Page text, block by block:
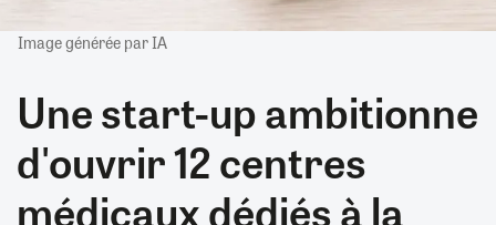
Image générée par IA
Une start-up ambitionne
d'ouvrir 12 centres
médicaux dédiés à la